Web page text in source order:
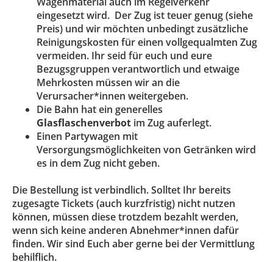
eingesetzt wird. Der Zug ist teuer genug (siehe
Preis) und wir möchten unbedingt zusätzliche
Reinigungskosten für einen vollgequalmten Zug
vermeiden. Ihr seid für euch und eure
Bezugsgruppen verantwortlich und etwaige
Mehrkosten müssen wir an die
Verursacher*innen weitergeben.
Die Bahn hat ein generelles
Glasflaschenverbot im Zug auferlegt.
Einen Partywagen mit
Versorgungsmöglichkeiten von Getränken wird
es in dem Zug nicht geben.
Die Bestellung ist verbindlich. Solltet Ihr bereits
zugesagte Tickets (auch kurzfristig) nicht nutzen
können, müssen diese trotzdem bezahlt werden,
wenn sich keine anderen Abnehmer*innen dafür
finden. Wir sind Euch aber gerne bei der Vermittlung
behilflich.